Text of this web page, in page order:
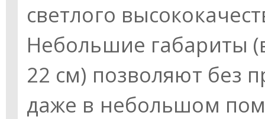
светлого
Небольшие габариты
22 см) позволяют без
даже в небольшом